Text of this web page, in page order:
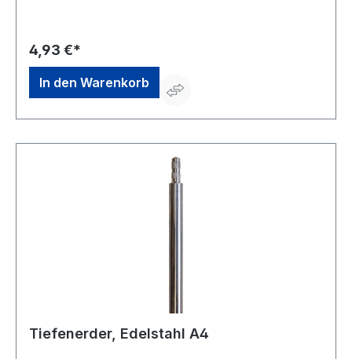
4,93 €*
In den Warenkorb
Tiefenerder, Edelstahl A4